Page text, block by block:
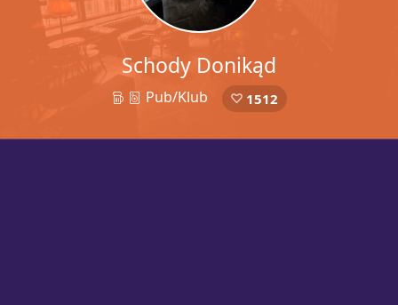
Schody Donikąd
21 Pub/Klub 1512